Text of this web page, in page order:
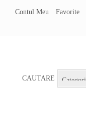
Contul Meu Favorite
CAUTARE